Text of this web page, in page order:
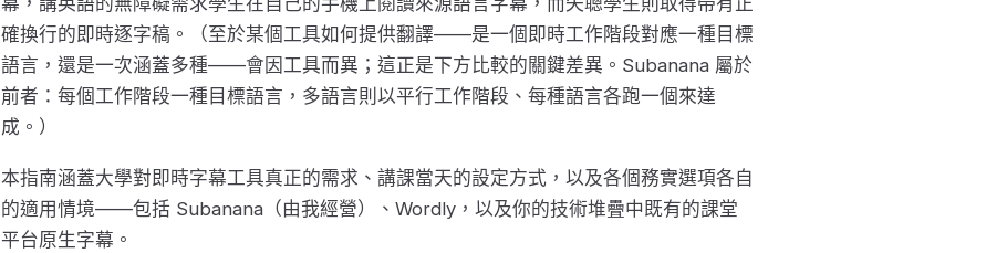
確換行的即時逐字稿。（至於某個工具如何提供翻譯——是一個即時工作階段對應一種目標
語言，還是一次涵蓋多種——會因工具而異；這正是下方比較的關鍵差異。Subanana 屬於
前者：每個工作階段一種目標語言，多語言則以平行工作階段、每種語言各跑一個來達
成。）
本指南涵蓋大學對即時字幕工具真正的需求、講課當天的設定方式，以及各個務實選項各自
的適用情境——包括 Subanana（由我經營）、Wordly，以及你的技術堆疊中既有的課堂
平台原生字幕。